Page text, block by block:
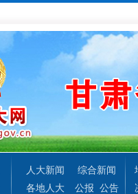
人大新闻
综合新闻
各地人大
公报 公告